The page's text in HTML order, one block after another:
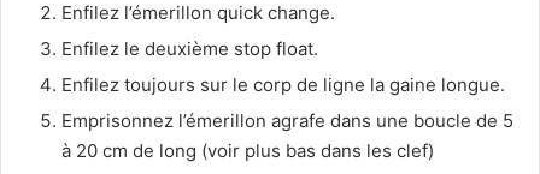
Enfilez l’émerillon quick change.
Enfilez le deuxième stop float.
Enfilez toujours sur le corp de ligne la gaine longue.
Emprisonnez l’émerillon agrafe dans une boucle de 5
à 20 cm de long (voir plus bas dans les clef)